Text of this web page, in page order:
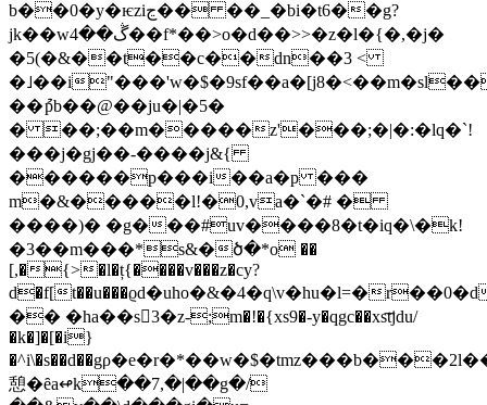
b��0�y�ѥziڃ�� ��_�bi�t6��g?
jk��wڴ��4��f*��>o�d��>>�z�l�{�,�j�
�5(�&��t��c��dn��3 <
�˩��i
��ުpb��@��ju�|�5�
� ��;��m�����z'���;�|�:�lq�`!
���j�gj��-����j&{
������p���i��a�p ���
m�&�����l!�0,va�`�# �
����)� �g���#uv����8�t�iq�\�k!
�3��m���*s&�ծ�*o ��
[,�{>�l�ț{����v���z�cy?
d�f[t��u���ϱd�uho�&�4�q\v�hu�l=�
�� �ha��s񅹜3�z-;m�!�{xs9�-y�qgc��xs͞tjdu/
�k�]�[�i}
憩 �ȇa↫k��7,�|��g�/